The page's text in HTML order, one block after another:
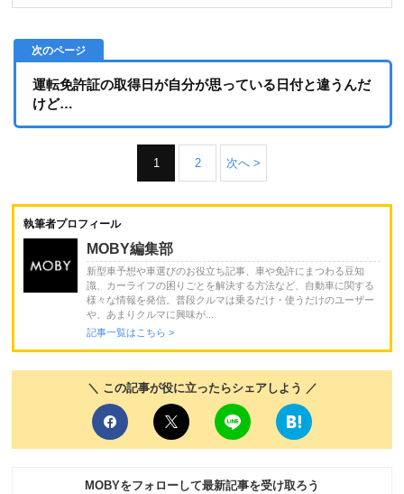
運転免許証の取得日が自分が思っている日付と違うんだ
けど…
1 2 次へ >
執筆者プロフィール
MOBY編集部
新型車予想や車選びのお役立ち記事、車や免許にまつわる豆知
識、カーライフの困りごとを解決する方法など、自動車に関する
様々な情報を発信。普段クルマは乗るだけ・使うだけのユーザー
や、あまりクルマに興味が...
記事一覧はこちら >
＼ この記事が役に立ったらシェアしよう ／
MOBYをフォローして最新記事を受け取ろう